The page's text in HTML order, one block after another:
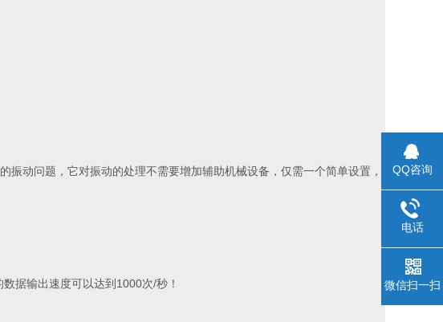
动问题，它对振动的处理不需要增加辅助机械设备，仅需一个简单设置，
据输出速度可以达到1000次/秒！
QQ咨询
电话
微信扫一扫